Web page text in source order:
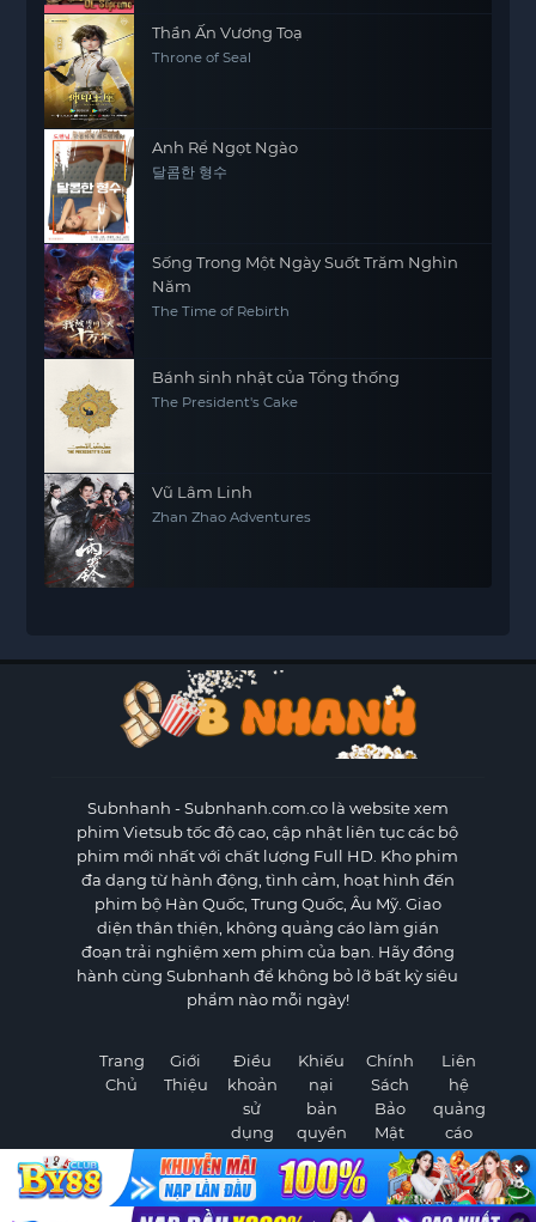
Thần Ấn Vương Toạ
Throne of Seal
Anh Rể Ngọt Ngào
달콤한 형수
Sống Trong Một Ngày Suốt Trăm Nghìn
Năm
The Time of Rebirth
Bánh sinh nhật của Tổng thống
The President's Cake
Vũ Lâm Linh
Zhan Zhao Adventures
Subnhanh - Subnhanh.com.co là website xem
phim Vietsub tốc độ cao, cập nhật liên tục các bộ
phim mới nhất với chất lượng Full HD. Kho phim
đa dạng từ hành động, tình cảm, hoạt hình đến
phim bộ Hàn Quốc, Trung Quốc, Âu Mỹ. Giao
diện thân thiện, không quảng cáo làm gián
đoạn trải nghiệm xem phim của bạn. Hãy đồng
hành cùng Subnhanh để không bỏ lỡ bất kỳ siêu
phẩm nào mỗi ngày!
Trang
Chủ
Giới
Thiệu
Điều
khoản
sử
dụng
Khiếu
nại
bản
quyền
Chính
Sách
Bảo
Mật
Liên
hệ
quảng
cáo
×